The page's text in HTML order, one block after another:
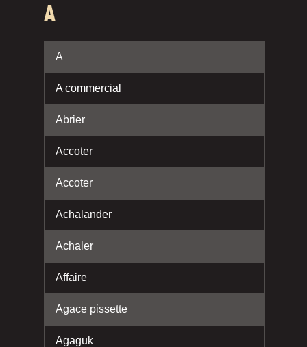
A
A
A commercial
Abrier
Accoter
Accoter
Achalander
Achaler
Affaire
Agace pissette
Agaguk